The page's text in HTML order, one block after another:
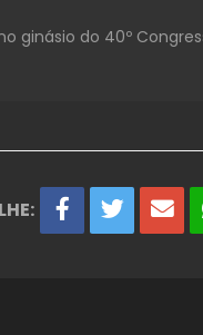
ginásio do 40º